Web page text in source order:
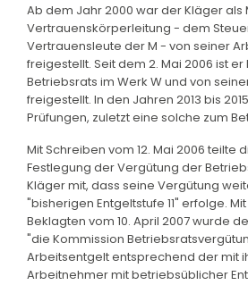
Ab dem Jahr 2000 war der Kläger als
Vertrauenskörperleitung - dem
Vertrauensleute der M - von seiner
freigestellt. Seit dem 2. Mai 2006 ist
Betriebsrats im Werk W und von
freigestellt. In den Jahren 2013 bis
Prüfungen, zuletzt eine solche zum
Mit Schreiben vom 12. Mai 2006 teilte
Festlegung der Vergütung der
Kläger mit, dass seine Vergütung
"bisherigen Entgeltstufe 11" erfolge.
Beklagten vom 10. April 2007 wurde
"die Kommission
Arbeitsentgelt entsprechend der mit
Arbeitnehmer mit betriebsüblicher